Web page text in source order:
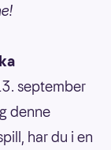
september
denne
har du i en